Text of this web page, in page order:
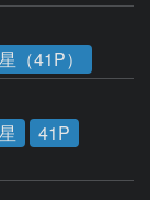
（41P）
41P